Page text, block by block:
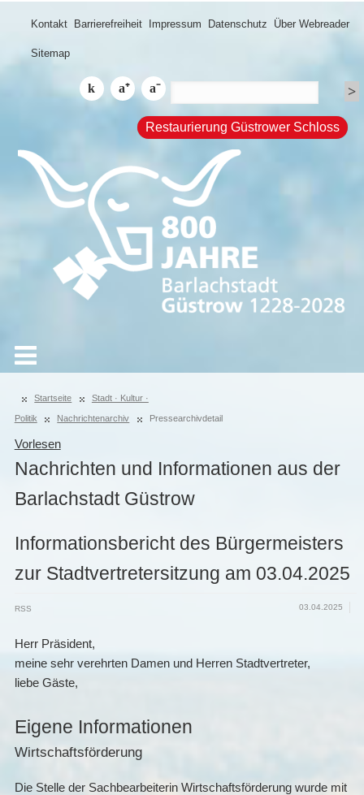
Kontakt Barrierefreiheit Impressum Datenschutz Über Webreader
Sitemap
Restaurierung Güstrower Schloss
Startseite Stadt · Kultur ·
Politik Nachrichtenarchiv Pressearchivdetail
Vorlesen
Nachrichten und Informationen aus der
Barlachstadt Güstrow
Informationsbericht des Bürgermeisters
zur Stadtvertretersitzung am 03.04.2025
03.04.2025
RSS
Herr Präsident,
meine sehr verehrten Damen und Herren Stadtvertreter,
liebe Gäste,
Eigene Informationen
Wirtschaftsförderung
Die Stelle der Sachbearbeiterin Wirtschaftsförderung wurde mit